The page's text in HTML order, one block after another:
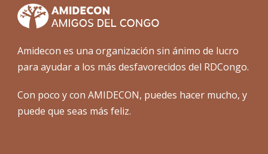
Amidecon es una organización sin ánimo de lucro
para ayudar a los más desfavorecidos del RDCongo.
Con poco y con AMIDECON, puedes hacer mucho, y
puede que seas más feliz.